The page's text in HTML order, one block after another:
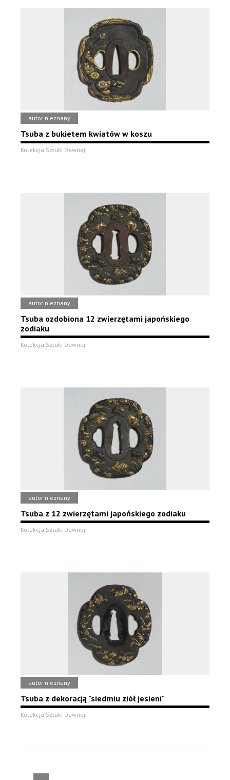
autor nieznany
Tsuba z bukietem kwiatów w koszu
Kolekcja Sztuki Dawnej
autor nieznany
Tsuba ozdobiona 12 zwierzętami japońskiego
zodiaku
Kolekcja Sztuki Dawnej
autor nieznany
Tsuba z 12 zwierzętami japońskiego zodiaku
Kolekcja Sztuki Dawnej
autor nieznany
Tsuba z dekoracją "siedmiu ziół jesieni"
Kolekcja Sztuki Dawnej